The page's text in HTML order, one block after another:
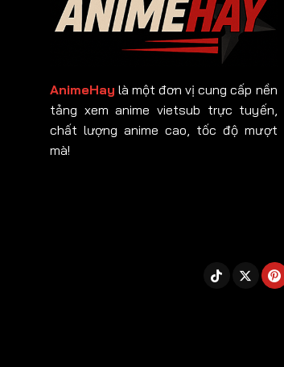
AnimeHay là một đơn vị cung cấp nền
tảng xem anime vietsub trực tuyến,
chất lượng anime cao, tốc độ mượt
mà!